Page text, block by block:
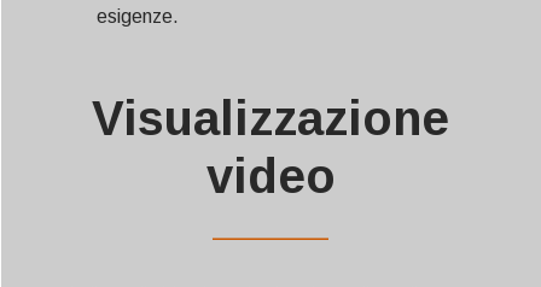
esigenze.
Visualizzazione
video
——————